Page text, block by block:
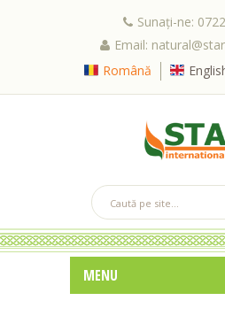
Sunați-ne:
Email:
Română
MENU